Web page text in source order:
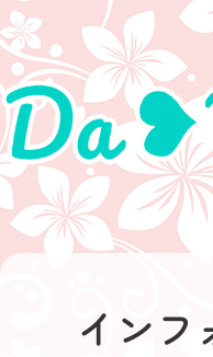
インフ